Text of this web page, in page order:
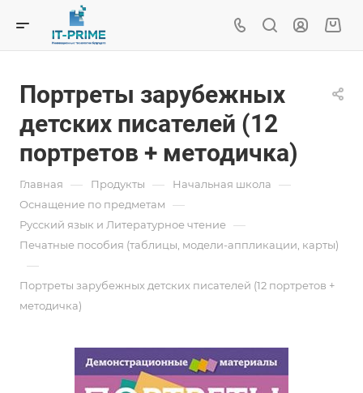
Портреты зарубежных
детских писателей (12
портретов + методичка)
Главная — Продукты — Начальная школа —
Оснащение по предметам —
Русский язык и Литературное чтение —
Печатные пособия (таблицы, модели-аппликации, карты)
—
Портреты зарубежных детских писателей (12 портретов +
методичка)